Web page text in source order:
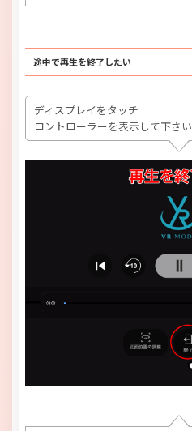
途中で再生を終了したい
ディスプレイをタッチ
コントローラーを表示して下さい